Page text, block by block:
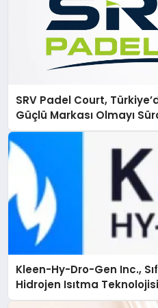
SRV Padel Court,
Güçlü Markası Olmayı
Kleen-Hy-Dro-Gen Inc.,
Hidrojen Isıtma
Düzenleyici Onaylarını